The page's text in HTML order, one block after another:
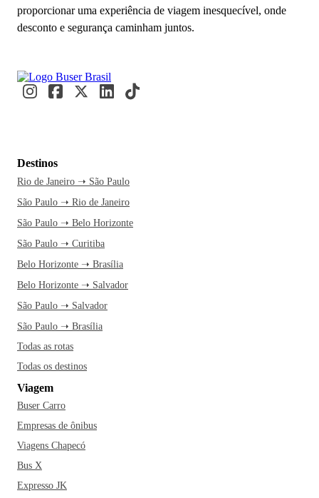
proporcionar uma experiência de viagem inesquecível, onde
desconto e segurança caminham juntos.
Destinos
Rio de Janeiro ➝ São Paulo
São Paulo ➝ Rio de Janeiro
São Paulo ➝ Belo Horizonte
São Paulo ➝ Curitiba
Belo Horizonte ➝ Brasília
Belo Horizonte ➝ Salvador
São Paulo ➝ Salvador
São Paulo ➝ Brasília
Todas as rotas
Todas os destinos
Viagem
Buser Carro
Empresas de ônibus
Viagens Chapecó
Bus X
Expresso JK